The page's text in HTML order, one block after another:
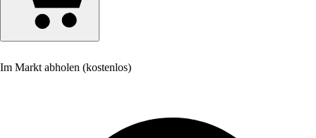
Im Markt abholen (kostenlos)